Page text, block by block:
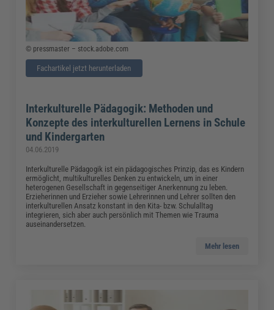
© pressmaster – stock.adobe.com
Fachartikel jetzt herunterladen
Interkulturelle Pädagogik: Methoden und
Konzepte des interkulturellen Lernens in Schule
und Kindergarten
04.06.2019
Interkulturelle Pädagogik ist ein pädagogisches Prinzip, das es Kindern
ermöglicht, multikulturelles Denken zu entwickeln, um in einer
heterogenen Gesellschaft in gegenseitiger Anerkennung zu leben.
Erzieherinnen und Erzieher sowie Lehrerinnen und Lehrer sollten den
interkulturellen Ansatz konstant in den Kita- bzw. Schulalltag
integrieren, sich aber auch persönlich mit Themen wie Trauma
auseinandersetzen.
Mehr lesen